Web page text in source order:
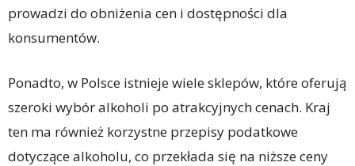
prowadzi do obniżenia cen i dostępności dla
konsumentów.
Ponadto, w Polsce istnieje wiele sklepów, które oferują
szeroki wybór alkoholi po atrakcyjnych cenach. Kraj
ten ma również korzystne przepisy podatkowe
dotyczące alkoholu, co przekłada się na niższe ceny